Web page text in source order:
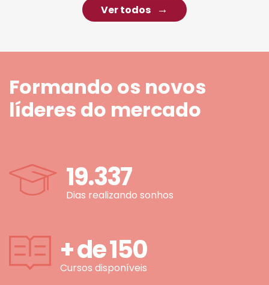
Ver todos
Formando os novos
líderes do mercado
19.337
Dias realizando sonhos
+ de150
Cursos disponíveis